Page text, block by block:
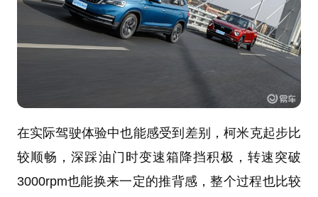
在实际驾驶体验中也能感受到差别，柯米克起步比
较顺畅，深踩油门时变速箱降挡积极，转速突破
3000rpm也能换来一定的推背感，整个过程也比较